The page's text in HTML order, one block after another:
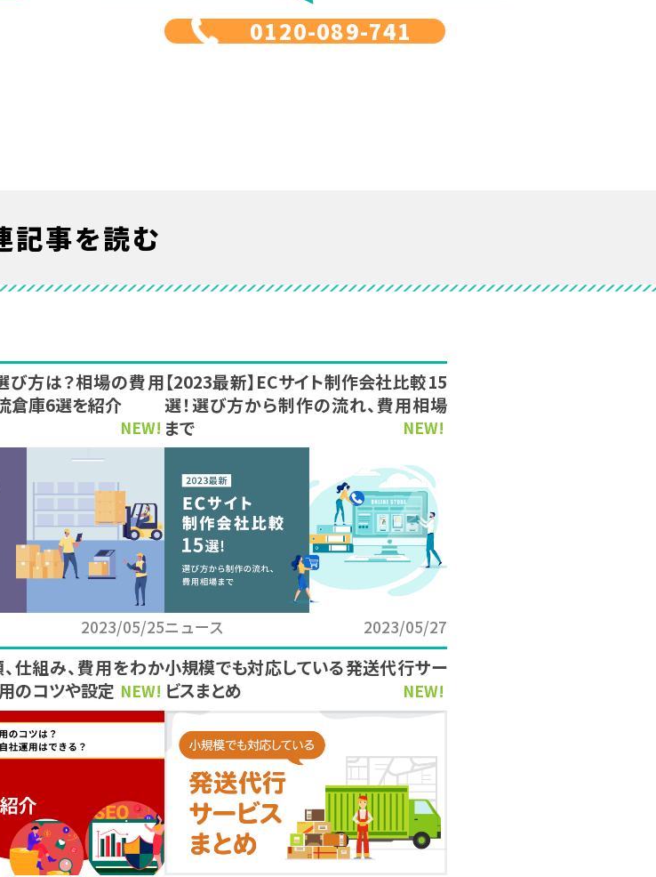
0120-089-741
記事を読む
び方は？相場の費用
倉庫6選を紹介
NEW!
2023/05/25
【2023最新】ECサイト制作会社比較15
選！選び方から制作の流れ、費用相場
まで
NEW!
ニュース 2023/05/27
仕組み、費用をわか
のコツや設定方法も
NEW!
小規模でも対応している発送代行サー
ビスまとめ
NEW!